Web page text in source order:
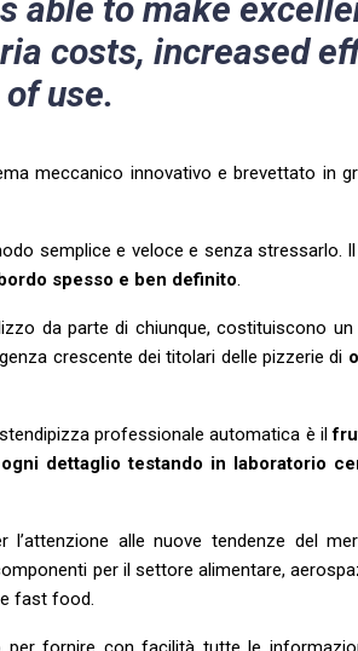
able to make
costs, increased
use.
meccanico innovativo e brevettato in
semplice e veloce e senza stressarlo.
spesso e ben definito.
da parte di chiunque, costituiscono
crescente dei titolari delle pizzerie di
professionale automatica è il
dettaglio testando in laboratorio
alle nuove tendenze del
per il settore alimentare,
fast food.